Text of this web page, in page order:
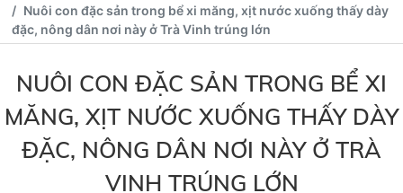
Nuôi con đặc sản trong bể xi măng, xịt nước xuống thấy dày
đặc, nông dân nơi này ở Trà Vinh trúng lớn
NUÔI CON ĐẶC SẢN TRONG BỂ XI
MĂNG, XỊT NƯỚC XUỐNG THẤY DÀY
ĐẶC, NÔNG DÂN NƠI NÀY Ở TRÀ
VINH TRÚNG LỚN